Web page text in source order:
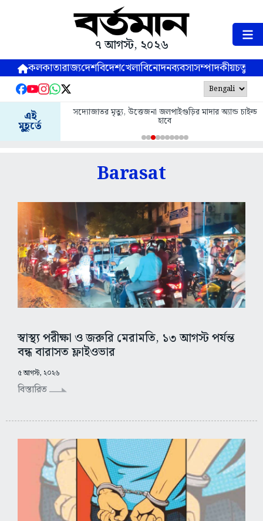
৭ আগস্ট, ২০২৬
কলকাতারাজ্যদেশবিদেশখেলাবিনোদনব্যবসাসম্পাদকীয়
এই
মুহূর্তে
সদ্যোজাতর মৃত্যু, উত্তেজনা জলপাইগুড়ির মাদার অ্যান্ড চাইল্ড
হাবে
Barasat
স্বাস্থ্য পরীক্ষা ও জরুরি মেরামতি, ১৩ আগস্ট পর্যন্ত
বন্ধ বারাসত ফ্লাইওভার
৫ আগস্ট, ২০২৬
বিস্তারিত